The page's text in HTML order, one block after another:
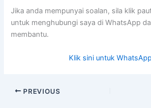
Jika anda mempunyai soalan, sila klik
untuk menghubungi saya di WhatsApp
membantu.
Klik sini untuk WhatsApp
PREVIOUS